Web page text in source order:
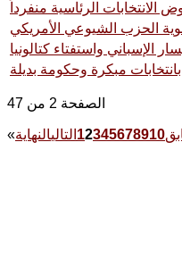
الانتخابات الرئاسية منفرداً
الحزب الشيوعي الأمريكي
الإسباني واستفتاء كتالونيا
مبكرة وحكومة بديلة
الصفحة 2 من 47
« 12345678910 التاليالنهاية